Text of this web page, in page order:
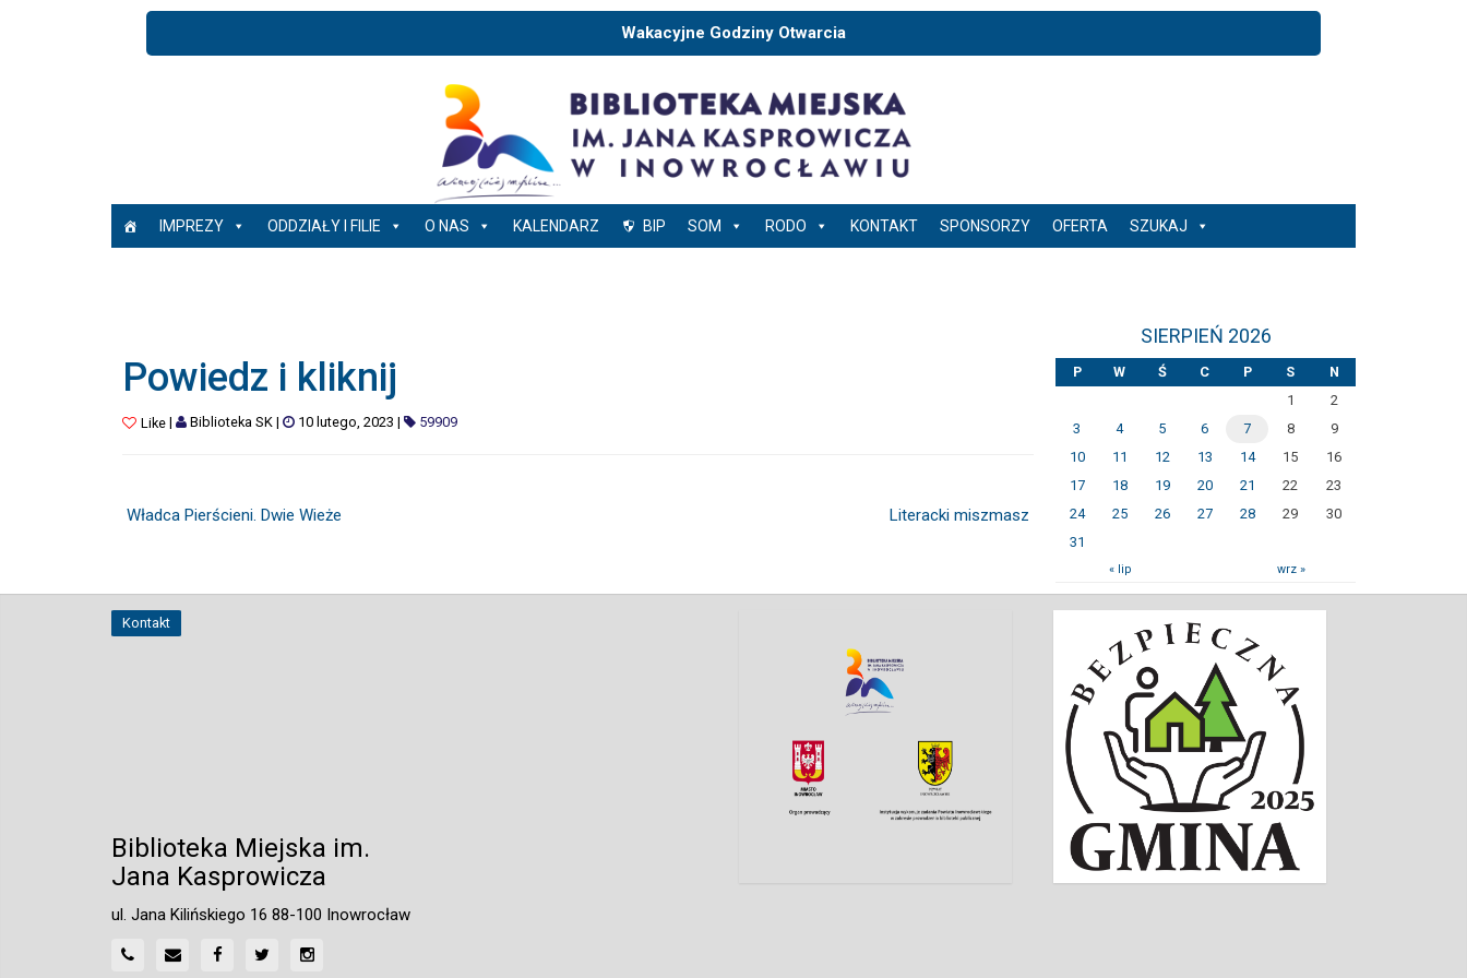
Wakacyjne Godziny Otwarcia
IMPREZY ODDZIAŁY I FILIE O NAS KALENDARZ BIP SOM RODO KONTAKT SPONSORZY OFERTA SZUKAJ
Powiedz i kliknij
Like| Biblioteka SK| 10 lutego, 2023 | 59909
Władca Pierścieni. Dwie Wieże Literacki miszmasz
SIERPIEŃ 2026
P W Ś C P S
N
1
2
3
4 5 6 7 8
9
10
11 12 13 14 15
16
17
18 19 20 21 22
23
24
25 26 27 28 29
30
31
« lip wrz »
Kontakt
Biblioteka Miejska im.
Jana Kasprowicza
ul. Jana Kilińskiego 16 88-100 Inowrocław